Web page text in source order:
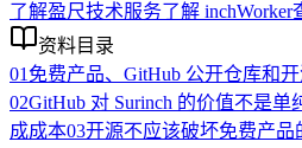
了解盈尺技术服务了解 inchWorker
资料目录
01免费产品、GitHub 公开仓库和
02GitHub 对 Surinch 的价值不是
成成本03开源不应该破坏免费产品